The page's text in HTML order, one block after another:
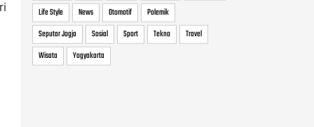
Life Style
News Otomotif
Polemik
Seputar Jogja
Sosial Sport Tekno
Travel
Wisata
Yogyakarta